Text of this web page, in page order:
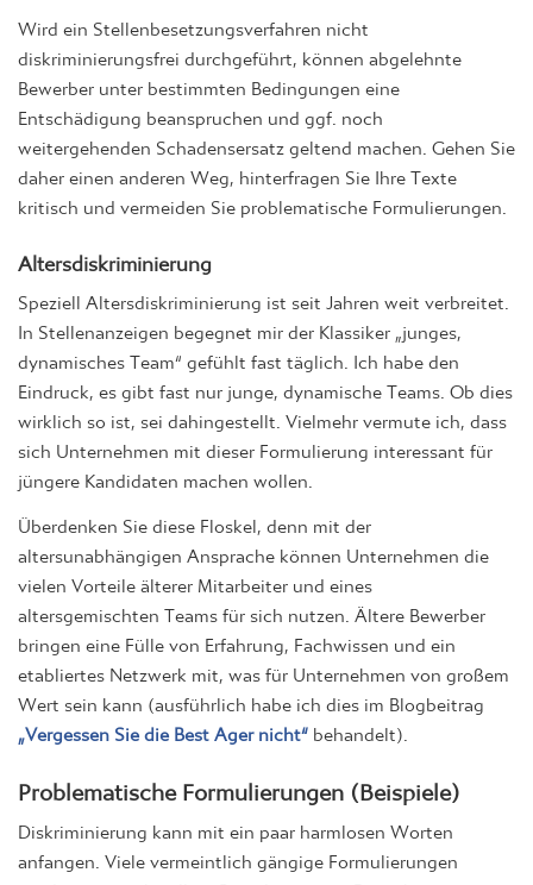
Wird ein Stellenbesetzungsverfahren nicht
diskriminierungsfrei durchgeführt, können abgelehnte
Bewerber unter bestimmten Bedingungen eine
Entschädigung beanspruchen und ggf. noch
weitergehenden Schadensersatz geltend machen. Gehen Sie
daher einen anderen Weg, hinterfragen Sie Ihre Texte
kritisch und vermeiden Sie problematische Formulierungen.
Altersdiskriminierung
Speziell Altersdiskriminierung ist seit Jahren weit verbreitet.
In Stellenanzeigen begegnet mir der Klassiker „junges,
dynamisches Team“ gefühlt fast täglich. Ich habe den
Eindruck, es gibt fast nur junge, dynamische Teams. Ob dies
wirklich so ist, sei dahingestellt. Vielmehr vermute ich, dass
sich Unternehmen mit dieser Formulierung interessant für
jüngere Kandidaten machen wollen.
Überdenken Sie diese Floskel, denn mit der
altersunabhängigen Ansprache können Unternehmen die
vielen Vorteile älterer Mitarbeiter und eines
altersgemischten Teams für sich nutzen. Ältere Bewerber
bringen eine Fülle von Erfahrung, Fachwissen und ein
etabliertes Netzwerk mit, was für Unternehmen von großem
Wert sein kann (ausführlich habe ich dies im Blogbeitrag
„Vergessen Sie die Best Ager nicht“behandelt).
Problematische Formulierungen (Beispiele)
Diskriminierung kann mit ein paar harmlosen Worten
anfangen. Viele vermeintlich gängige Formulierungen